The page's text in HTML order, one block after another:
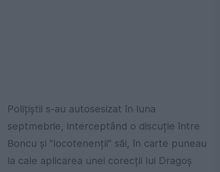
Polițiștii s-au autosesizat în luna
septmebrie, interceptând o discuție între
Boncu și ”locotenenții” săi, în carte puneau
la cale aplicarea unei corecții lui Dragoș